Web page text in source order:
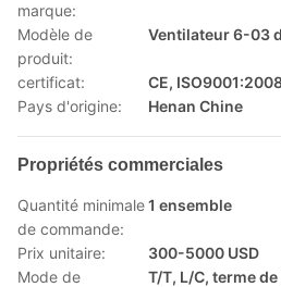
marque:
Modèle de
produit:
Ventilateur 6-03
certificat:
CE,
Pays d'origine:
Henan Chine
Propriétés commerciales
Quantité minimale
de commande:
1 ensemble
Prix unitaire:
300-5000 USD
Mode de
T/T, L/C, terme